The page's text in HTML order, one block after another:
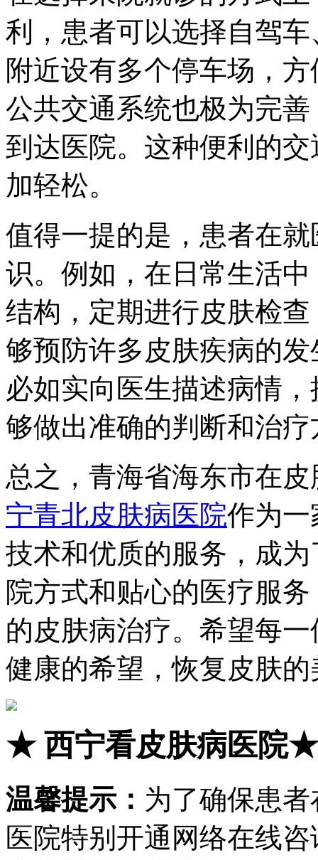
利，患者可以选择自驾
附近设有多个停车场，
公共交通系统也极为完
到达医院。这种便利的
加轻松。
值得一提的是，患者在
识。例如，在日常生活
结构，定期进行皮肤检
够预防许多皮肤疾病的
必如实向医生描述病情
够做出准确的判断和治疗
总之，青海省海东市在
宁青北皮肤病医院作为一
技术和优质的服务，成
院方式和贴心的医疗服
的皮肤病治疗。希望每
健康的希望，恢复皮肤
★西宁看皮肤病医院★
温馨提示： 为了确保患
医院特别开通网络在线